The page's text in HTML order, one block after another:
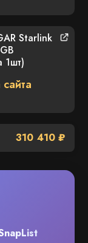
Starlink
1шт)
310 410 ₽